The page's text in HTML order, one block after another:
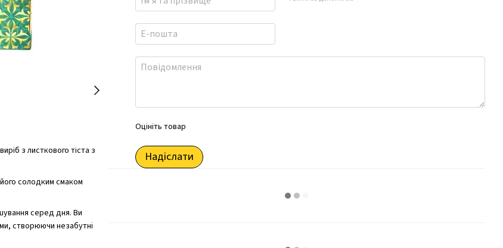
солодким смаком
серед дня. Ви
створюючи незабутні
Оцініть товар
Надіслати